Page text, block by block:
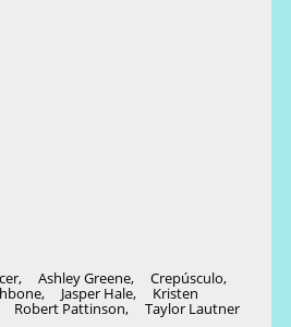
, Ashley Greene, Crepúsculo,
, Jasper Hale, Kristen
Robert Pattinson, Taylor Lautner